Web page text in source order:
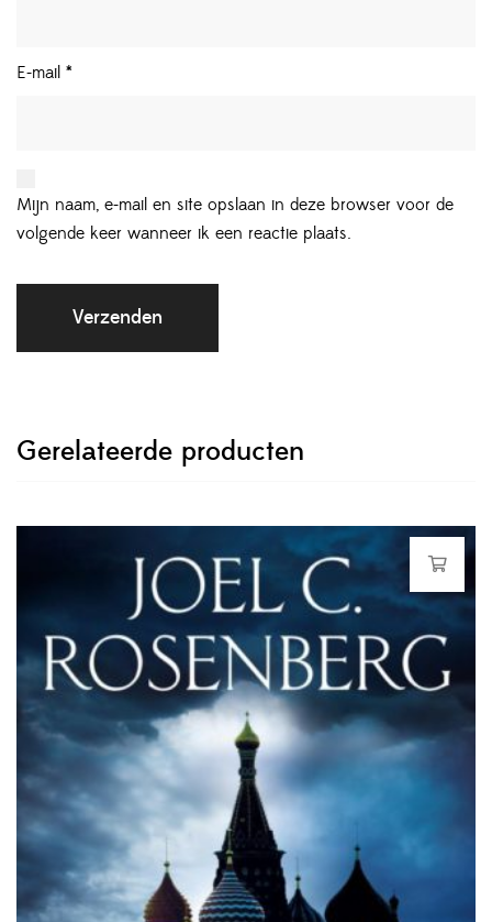
E-mail *
Mijn naam, e-mail en site opslaan in deze browser voor de
volgende keer wanneer ik een reactie plaats.
Gerelateerde producten